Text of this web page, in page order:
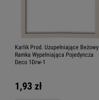
Karlik Prod. Uzupełniające Beżowy
Ramka Wypełniająca Pojedyncza
Deco 1Drw-1
1,93 zł